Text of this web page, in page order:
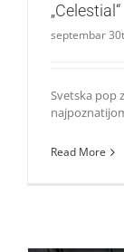
„Celestial“
septembar
Svetska pop
Read More